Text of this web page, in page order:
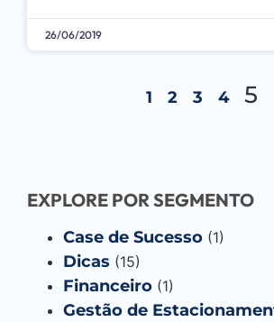
26/06/2019
1 2 3 4 5
EXPLORE POR SEGMENTO
Case de Sucesso (1)
Dicas (15)
Financeiro (1)
Gestão de